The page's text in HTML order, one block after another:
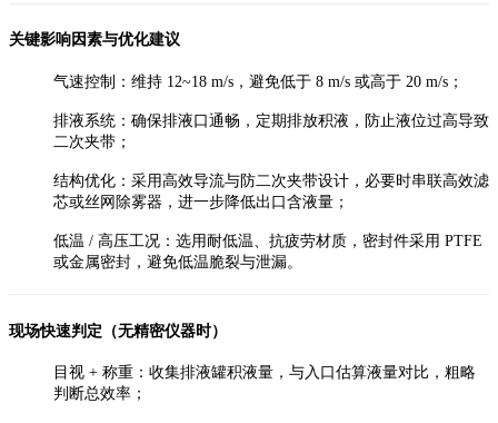
关键影响因素与优化建议
气速控制：维持 12~18 m/s，避免低于 8 m/s 或高于 20 m/s；
排液系统：确保排液口通畅，定期排放积液，防止液位过高导致
二次夹带；
结构优化：采用高效导流与防二次夹带设计，必要时串联高效滤
芯或丝网除雾器，进一步降低出口含液量；
低温 / 高压工况：选用耐低温、抗疲劳材质，密封件采用 PTFE
或金属密封，避免低温脆裂与泄漏。
现场快速判定（无精密仪器时）
目视 + 称重：收集排液罐积液量，与入口估算液量对比，粗略
判断总效率；